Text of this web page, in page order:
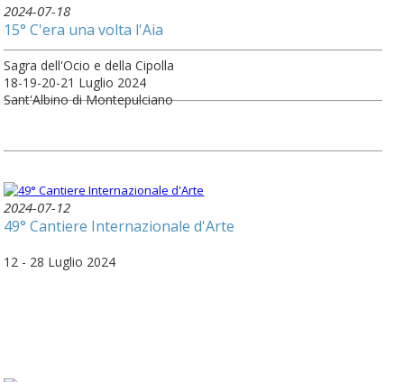
2024-07-18
15° C'era una volta l'Aia
Sagra dell'Ocio e della Cipolla
18-19-20-21 Luglio 2024
Sant'Albino di Montepulciano
2024-07-12
49° Cantiere Internazionale d'Arte
12 - 28 Luglio 2024